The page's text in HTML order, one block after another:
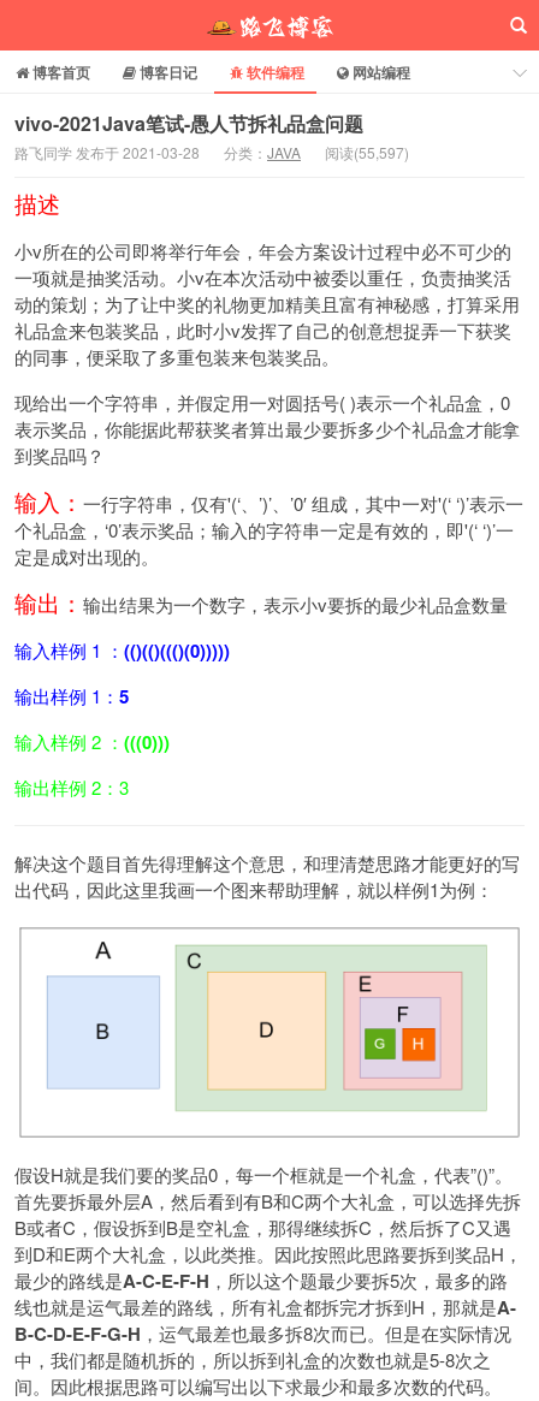
博客首页 博客日记 软件编程
网站编程
电脑常识
分享乐园 博客介绍
vivo-2021Java笔试-愚人节拆礼品盒问题
路飞同学 发布于 2021-03-28 分类： JAVA 阅读(55,597)
描述
小v所在的公司即将举行年会，年会方案设计过程中必不可少的
一项就是抽奖活动。小v在本次活动中被委以重任，负责抽奖活
动的策划；为了让中奖的礼物更加精美且富有神秘感，打算采用
礼品盒来包装奖品，此时小v发挥了自己的创意想捉弄一下获奖
的同事，便采取了多重包装来包装奖品。
现给出一个字符串，并假定用一对圆括号( )表示一个礼品盒，0
表示奖品，你能据此帮获奖者算出最少要拆多少个礼品盒才能拿
到奖品吗？
输入： 一行字符串，仅有'(‘、’)’、’0′ 组成，其中一对'(‘ ‘)’表示一
个礼品盒，‘0’表示奖品；输入的字符串一定是有效的，即'(‘ ‘)’一
定是成对出现的。
输出： 输出结果为一个数字，表示小v要拆的最少礼品盒数量
输入样例 1 ： (()(()((()(0)))))
输出样例 1： 5
输入样例 2 ： (((0)))
输出样例 2：3
解决这个题目首先得理解这个意思，和理清楚思路才能更好的写
出代码，因此这里我画一个图来帮助理解，就以样例1为例：
假设H就是我们要的奖品0，每一个框就是一个礼盒，代表”()”。
首先要拆最外层A，然后看到有B和C两个大礼盒，可以选择先拆
B或者C，假设拆到B是空礼盒，那得继续拆C，然后拆了C又遇
到D和E两个大礼盒，以此类推。因此按照此思路要拆到奖品H，
最少的路线是A-C-E-F-H ，所以这个题最少要拆5次，最多的路
线也就是运气最差的路线，所有礼盒都拆完才拆到H，那就是A-
B-C-D-E-F-G-H ，运气最差也最多拆8次而已。但是在实际情况
中，我们都是随机拆的，所以拆到礼盒的次数也就是5-8次之
间。因此根据思路可以编写出以下求最少和最多次数的代码。